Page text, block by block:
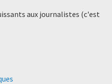
aux journalistes (c'est